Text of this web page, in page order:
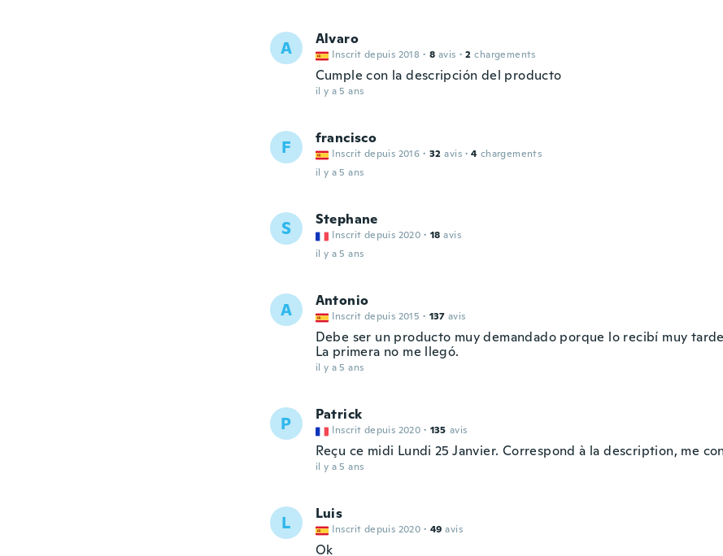
A Alvaro
Inscrit depuis 2018 · 8 avis · 2 chargements
Cumple con la descripción del producto
il y a 5 ans
F francisco
Inscrit depuis 2016 · 32 avis · 4 chargements
il y a 5 ans
S Stephane
Inscrit depuis 2020 · 18 avis
il y a 5 ans
A Antonio
Inscrit depuis 2015 · 137 avis
Debe ser un producto muy demandado porque lo recibí muy
La primera no me llegó.
il y a 5 ans
P Patrick
Inscrit depuis 2020 · 135 avis
Reçu ce midi Lundi 25 Janvier. Correspond à la description, me
il y a 5 ans
L Luis
Inscrit depuis 2020 · 49 avis
Ok